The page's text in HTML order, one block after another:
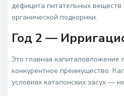
дефицита питательных веществ
органической подкормки.
Год 2 —
Это главная капиталовложение
конкурентное преимущество.
условиях каталонских засух —